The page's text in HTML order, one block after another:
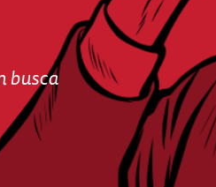
busca